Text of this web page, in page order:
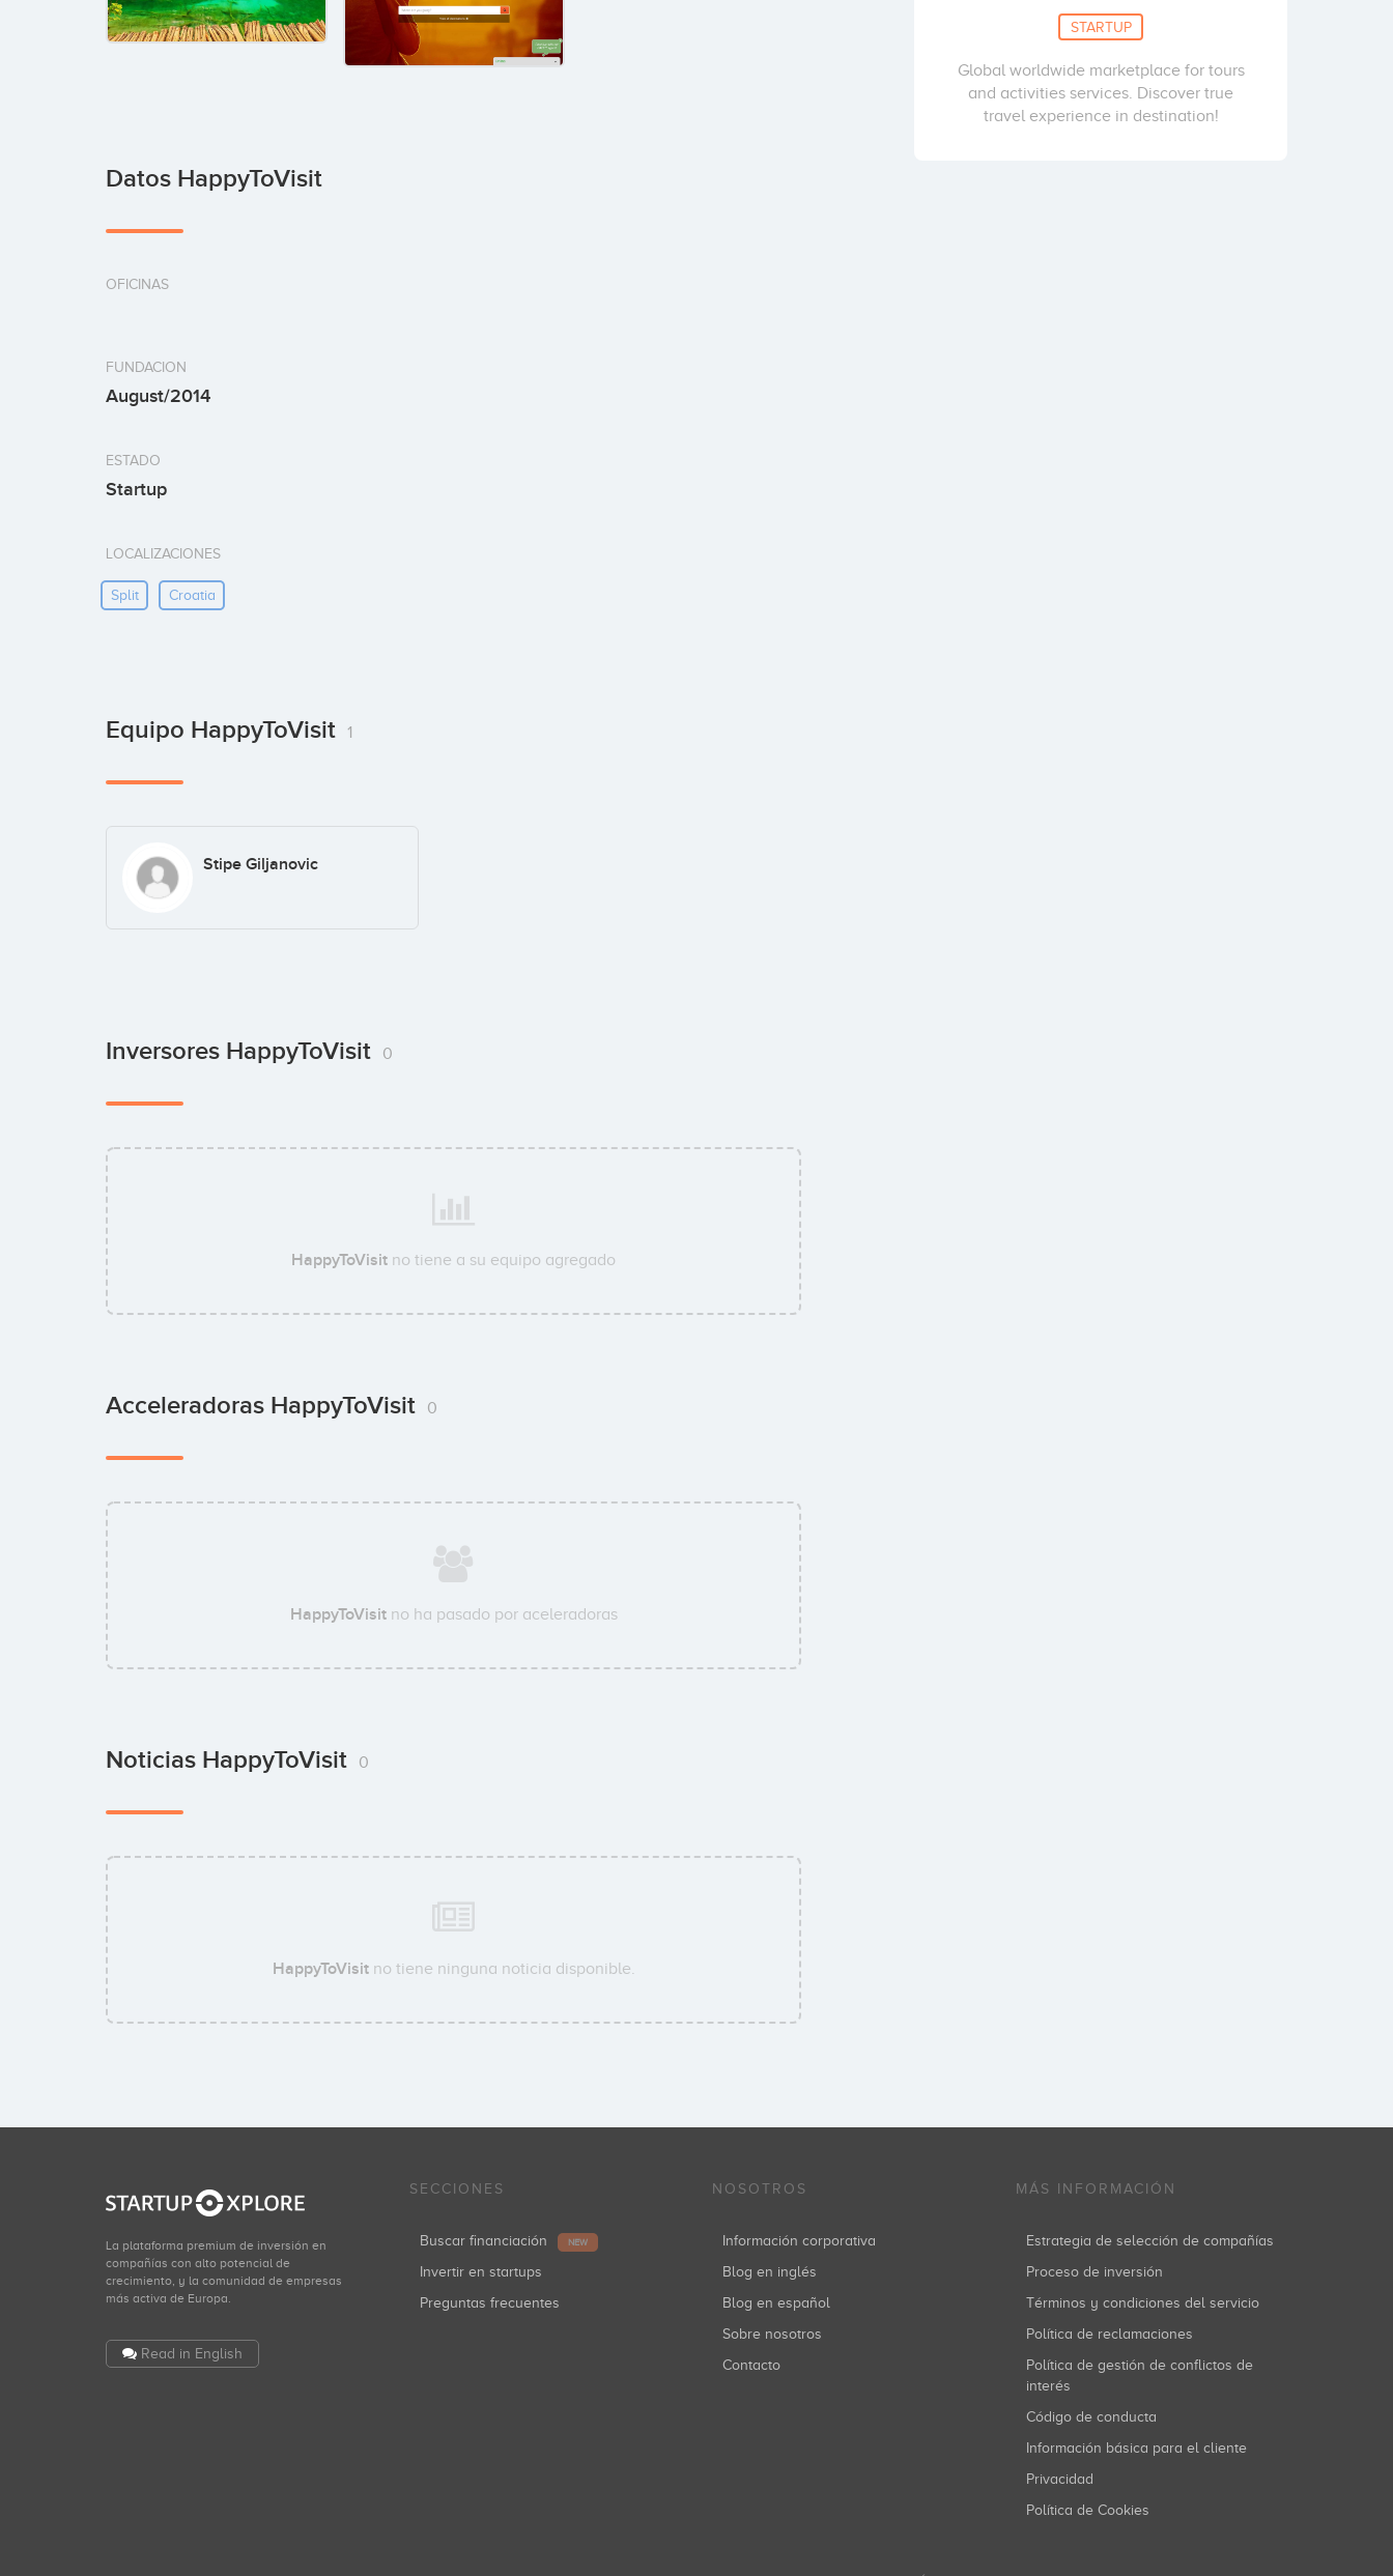
Datos HappyToVisit
OFICINAS
FUNDACION
August/2014
ESTADO
Startup
LOCALIZACIONES
Split Croatia
Equipo HappyToVisit 1
Stipe Giljanovic
Inversores HappyToVisit 0
HappyToVisit no tiene a su equipo agregado
Acceleradoras HappyToVisit 0
HappyToVisitno ha pasado por aceleradoras
Noticias HappyToVisit 0
HappyToVisitno tiene ninguna noticia disponible.
STARTUP
Global worldwide marketplace for tours
and activities services. Discover true
travel experience in destination!
La plataforma premium de inversión en
compañías con alto potencial de
crecimiento, y la comunidad de empresas
más activa de Europa.
Read in English
SECCIONES
Buscar financiación NEW
Invertir en startups
Preguntas frecuentes
NOSOTROS
Información corporativa
Blog en inglés
Blog en español
Sobre nosotros
Contacto
MÁS INFORMACIÓN
Estrategia de selección de compañías
Proceso de inversión
Términos y condiciones del servicio
Política de reclamaciones
Política de gestión de conflictos de
interés
Código de conducta
Información básica para el cliente
Privacidad
Política de Cookies